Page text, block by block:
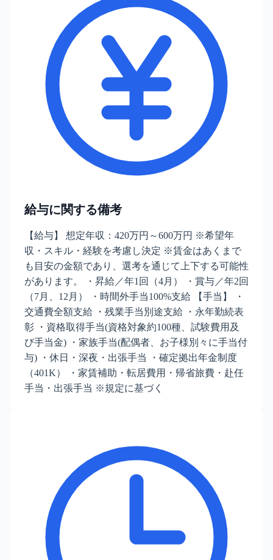
給与に関する備考
【給与】 想定年収：420万円～600万円 ※希望年
収・スキル・経験を考慮し決定 ※賃金はあくまで
も目安の金額であり、選考を通じて上下する可能性
があります。 ・昇給／年1回（4月） ・賞与／年2回
（7月、12月） ・時間外手当100%支給 【手当】 ・
交通費全額支給 ・残業手当別途支給 ・永年勤続表
彰 ・資格取得手当(資格対象約100種、試験費用及
び手当金) ・家族手当(配偶者、お子様別々に手当付
与) ・休日・深夜・出張手当 ・確定拠出年金制度
（401K） ・家賃補助・転居費用・帰省旅費・赴任
手当・出張手当 ※規定に基づく